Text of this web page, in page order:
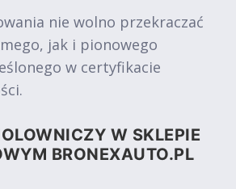
nie wolno przekraczać
jak i pionowego
w certyfikacie
W SKLEPIE
BRONEXAUTO.PL